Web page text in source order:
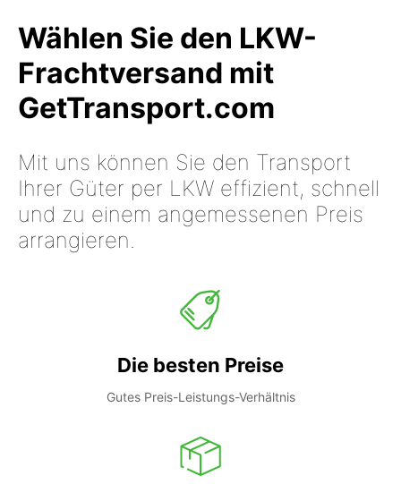
Wählen Sie den LKW-
Frachtversand mit
GetTransport.com
Mit uns können Sie den Transport
Ihrer Güter per LKW effizient, schnell
und zu einem angemessenen Preis
arrangieren.
Die besten Preise
Gutes Preis-Leistungs-Verhältnis